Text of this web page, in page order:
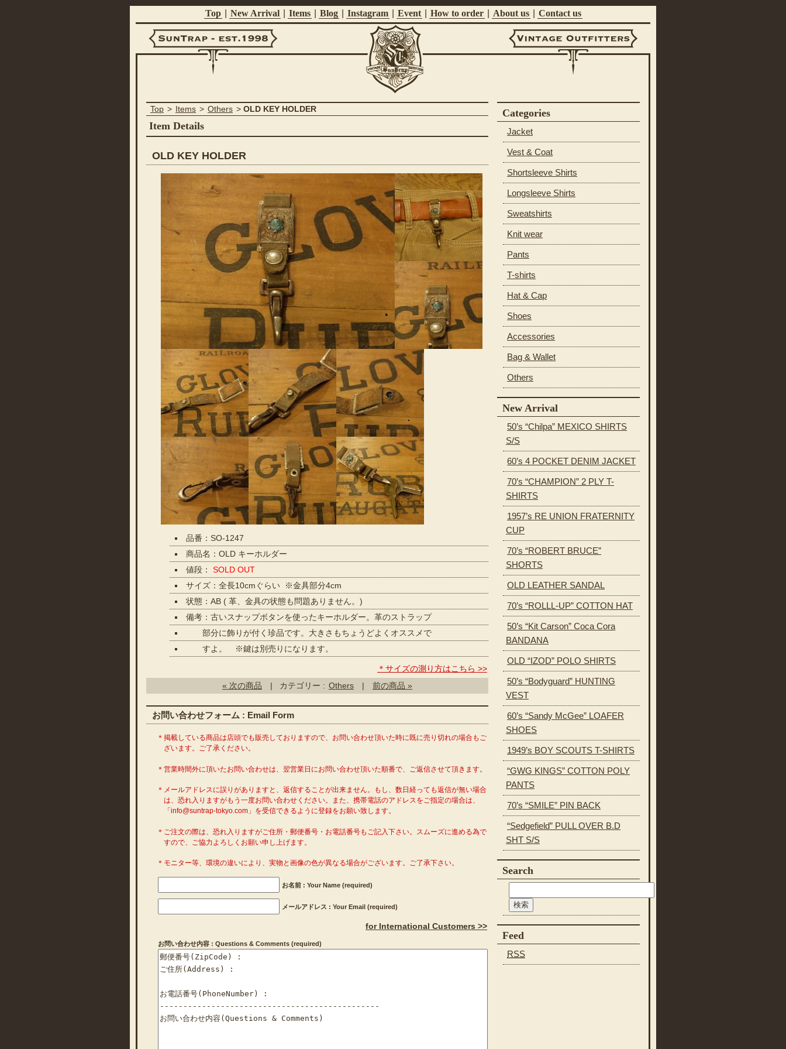
Top New Arrival Items Blog Instagram Event How to order About us Contact us
Est.1998
Suntrap
Top > Items > Others > OLD KEY HOLDER
Item Details
OLD KEY HOLDER
品番：SO-1247
商品名：OLD キーホルダー
値段： SOLD OUT
サイズ：全長10cmぐらい ※金具部分4cm
状態：AB ( 革、金具の状態も問題ありません。)
備考：古いスナップボタンを使ったキーホルダー。革のストラップ
部分に飾りが付く珍品です。大きさもちょうどよくオススメで
すよ。 ※鍵は別売りになります。
＊サイズの測り方はこちら >>
« 次の商品
| カテゴリー : Others | 前の商品 »
お問い合わせフォーム : Email Form
＊掲載している商品は店頭でも販売しておりますので、お問い合わせ頂いた時に既に売り切れの場合もご
ざいます。ご了承ください。
＊営業時間外に頂いたお問い合わせは、翌営業日にお問い合わせ頂いた順番で、ご返信させて頂きます。
＊メールアドレスに誤りがありますと、返信することが出来ません。もし、数日経っても返信が無い場合
は、恐れ入りますがもう一度お問い合わせください。また、携帯電話のアドレスをご指定の場合は、
「info@suntrap-tokyo.com」を受信できるように登録をお願い致します。
＊ご注文の際は、恐れ入りますがご住所・郵便番号・お電話番号もご記入下さい。スムーズに進める為で
すので、ご協力よろしくお願い申し上げます。
＊モニター等、環境の違いにより、実物と画像の色が異なる場合がございます。ご了承下さい。
お名前 : Your Name (required)
メールアドレス : Your Email (required)
for International Customers >>
お問い合わせ内容 : Questions & Comments (required)
Categories
Jacket
Vest & Coat
Shortsleeve Shirts
Longsleeve Shirts
Sweatshirts
Knit wear
Pants
T-shirts
Hat & Cap
Shoes
Accessories
Bag & Wallet
Others
New Arrival
50’s “Chilpa” MEXICO SHIRTS
S/S
60’s 4 POCKET DENIM JACKET
70’s “CHAMPION” 2 PLY T-
SHIRTS
1957’s RE UNION FRATERNITY
CUP
70’s “ROBERT BRUCE”
SHORTS
OLD LEATHER SANDAL
70’s “ROLLL-UP” COTTON HAT
50’s “Kit Carson” Coca Cora
BANDANA
OLD “IZOD” POLO SHIRTS
50’s “Bodyguard” HUNTING
VEST
60’s “Sandy McGee” LOAFER
SHOES
1949’s BOY SCOUTS T-SHIRTS
“GWG KINGS” COTTON POLY
PANTS
70’s “SMILE” PIN BACK
“Sedgefield” PULL OVER B.D
SHT S/S
Search
Feed
RSS